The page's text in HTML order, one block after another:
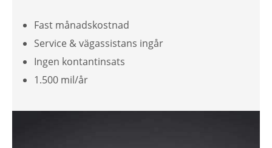
Fast månadskostnad
Service & vägassistans ingår
Ingen kontantinsats
1.500 mil/år